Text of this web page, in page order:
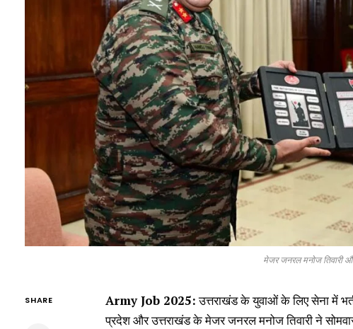
मेजर जनरल मनोज तिवारी
SHARE Army Job 2025:उत्तराखंड के युवाओं के लिए सेना में
प्रदेश और उत्तराखंड के मेजर जनरल मनोज तिवारी ने